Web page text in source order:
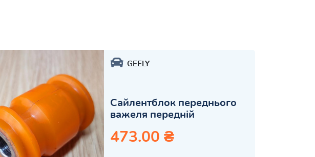
GEELY
Сайлентблок переднього
важеля передній
473.00 ₴